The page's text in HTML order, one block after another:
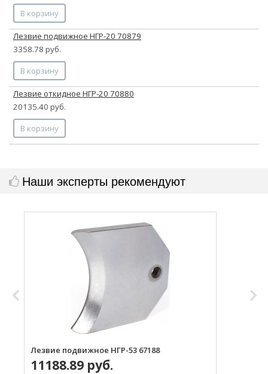
В корзину
Лезвие подвижное НГР-20 70879
3358.78 руб.
В корзину
Лезвие откидное НГР-20 70880
20135.40 руб.
В корзину
Наши эксперты рекомендуют
Лезвие подвижное НГР-53 67188
11188.89 руб.